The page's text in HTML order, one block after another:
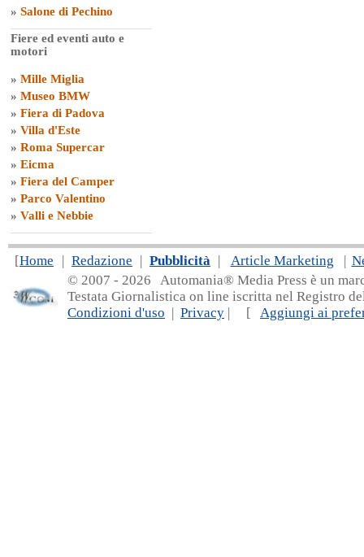
» Salone di Pechino
Fiere ed eventi auto e
motori
» Mille Miglia
» Museo BMW
» Fiera di Padova
» Villa d'Este
» Roma Supercar
» Eicma
» Fiera del Camper
» Parco Valentino
» Valli e Nebbie
[Home | Redazione | Pubblicità | Article Marketing |
© 2007 - 2026 Automania® Media Press è un
Testata Giornalistica on line iscritta nel Registro
Condizioni d'uso | Privacy | [ Aggiungi ai